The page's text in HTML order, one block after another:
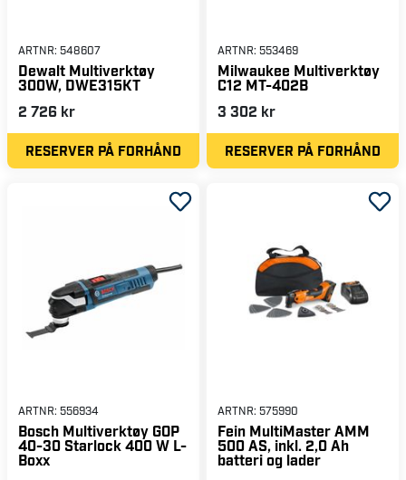
ARTNR: 548607
Dewalt Multiverktøy
300W, DWE315KT
2 726 kr
RESERVER PÅ FORHÅND
ARTNR: 553469
Milwaukee Multiverktøy
C12 MT-402B
3 302 kr
RESERVER PÅ FORHÅND
ARTNR: 556934
Bosch Multiverktøy GOP
40-30 Starlock 400 W L-
Boxx
ARTNR: 575990
Fein MultiMaster AMM
500 AS, inkl. 2,0 Ah
batteri og lader